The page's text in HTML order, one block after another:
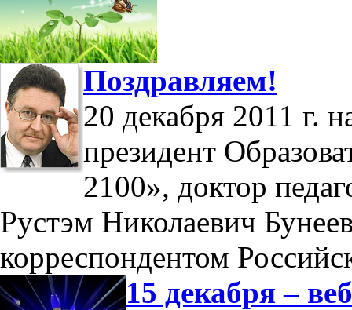
Поздравляем!
20 декабря 2011 г.
президент
2100», доктор
Рустэм Николаевич
корреспондентом
15 декабря –